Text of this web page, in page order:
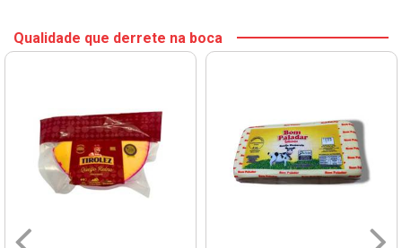
Qualidade que derrete na boca